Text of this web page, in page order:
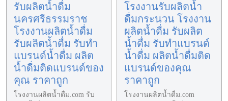
รับผลิตน้ำดื่ม
นครศรีธรรมราช
โรงงานผลิตน้ำดื่ม
รับผลิตน้ำดื่ม รับทำ
แบรนด์น้ำดื่ม ผลิต
น้ำดื่มติดแบรนด์ของ
คุณ ราคาถูก
โรงงานผลิตน้ำดื่ม.com รับ
โรงงานรับผลิตน้ำ
ดื่มกระนวน โรงงาน
ผลิตน้ำดื่ม รับผลิต
น้ำดื่ม รับทำแบรนด์
น้ำดื่ม ผลิตน้ำดื่มติด
แบรนด์ของคุณ
ราคาถูก
โรงงานผลิตน้ำดื่ม.com